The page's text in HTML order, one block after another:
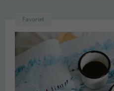
Favoriet